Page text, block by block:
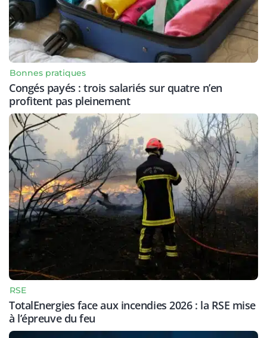
Bonnes pratiques
Congés payés : trois salariés sur quatre n’en
profitent pas pleinement
RSE
TotalEnergies face aux incendies 2026 : la RSE mise
à l’épreuve du feu